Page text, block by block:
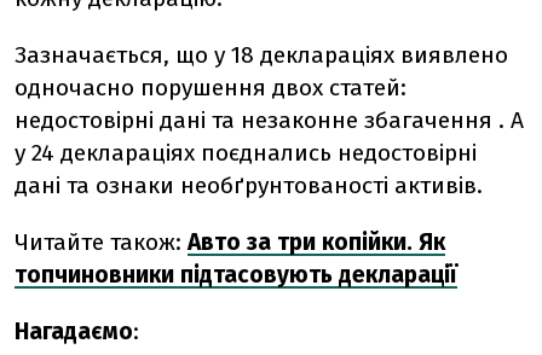
Зазначається, що у 18 деклараціях виявлено
одночасно порушення двох статей:
недостовірні дані та незаконне збагачення . А
у 24 деклараціях поєднались недостовірні
дані та ознаки необґрунтованості активів.
Читайте також: Авто за три копійки. Як
топчиновники підтасовують декларації
Нагадаємо: